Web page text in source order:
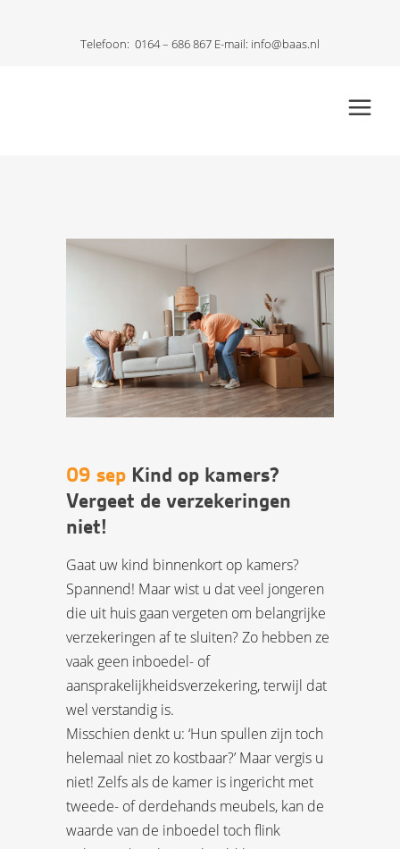
Telefoon: 0164 – 686 867 E-mail: info@baas.nl
09 sep Kind op kamers?
Vergeet de verzekeringen
niet!
Gaat uw kind binnenkort op kamers?
Spannend! Maar wist u dat veel jongeren
die uit huis gaan vergeten om belangrijke
verzekeringen af te sluiten? Zo hebben ze
vaak geen inboedel- of
aansprakelijkheidsverzekering, terwijl dat
wel verstandig is.
Misschien denkt u: ‘Hun spullen zijn toch
helemaal niet zo kostbaar?’ Maar vergis u
niet! Zelfs als de kamer is ingericht met
tweede- of derdehands meubels, kan de
waarde van de inboedel toch flink